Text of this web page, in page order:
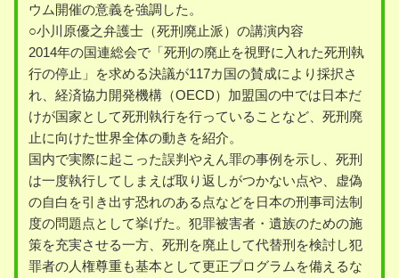
ウム開催の意義を強調した。
○小川原優之弁護士（死刑廃止派）の講演内容
2014年の国連総会で「死刑の廃止を視野に入れた死刑執
行の停止」を求める決議が117カ国の賛成により採択さ
れ、経済協力開発機構（OECD）加盟国の中では日本だ
けが国家として死刑執行を行っていることなど、死刑廃
止に向けた世界全体の動きを紹介。
国内で実際に起こった誤判やえん罪の事例を示し、死刑
は一度執行してしまえば取り返しがつかない点や、虚偽
の自白を引き出す恐れのある点などを日本の刑事司法制
度の問題点として挙げた。犯罪被害者・遺族のための施
策を充実させる一方、死刑を廃止して代替刑を検討し犯
罪者の人権尊重も基本として更正プログラムを備えるな